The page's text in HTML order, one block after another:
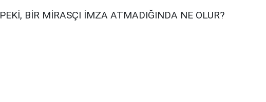
PEKİ, BİR MİRASÇI İMZA ATMADIĞINDA NE OLUR?